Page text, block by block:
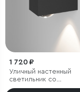
1 720 ₽
Уличный настенный
светильник со
светодиодами Lenses